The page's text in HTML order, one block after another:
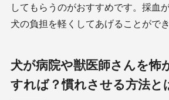
してもらうのがおすすめです。採血
犬の負担を軽くしてあげることができ
犬が病院や獣医師さんを怖
すれば？慣れさせる方法と